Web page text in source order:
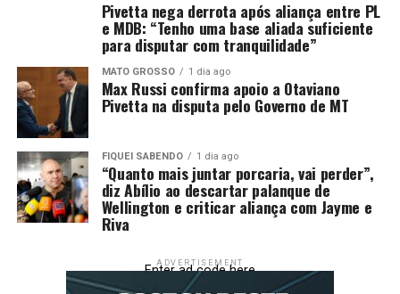
A fala do controlador-geral resultou no pedido de
providências feito pela ALMT.
Fonte: Folhamax
Comentários
INVESTIGAO POLÍTICA VAZAMENTO
Pivetta nega derrota após aliança entre PL
e MDB: “Tenho uma base aliada suficiente
para disputar com tranquilidade”
MATO GROSSO 1 dia ago
Max Russi confirma apoio a Otaviano
Pivetta na disputa pelo Governo de MT
FIQUEI SABENDO 1 dia ago
“Quanto mais juntar porcaria, vai perder”,
diz Abílio ao descartar palanque de
Wellington e criticar aliança com Jayme e
Riva
ADVERTISEMENT
Enter ad code here